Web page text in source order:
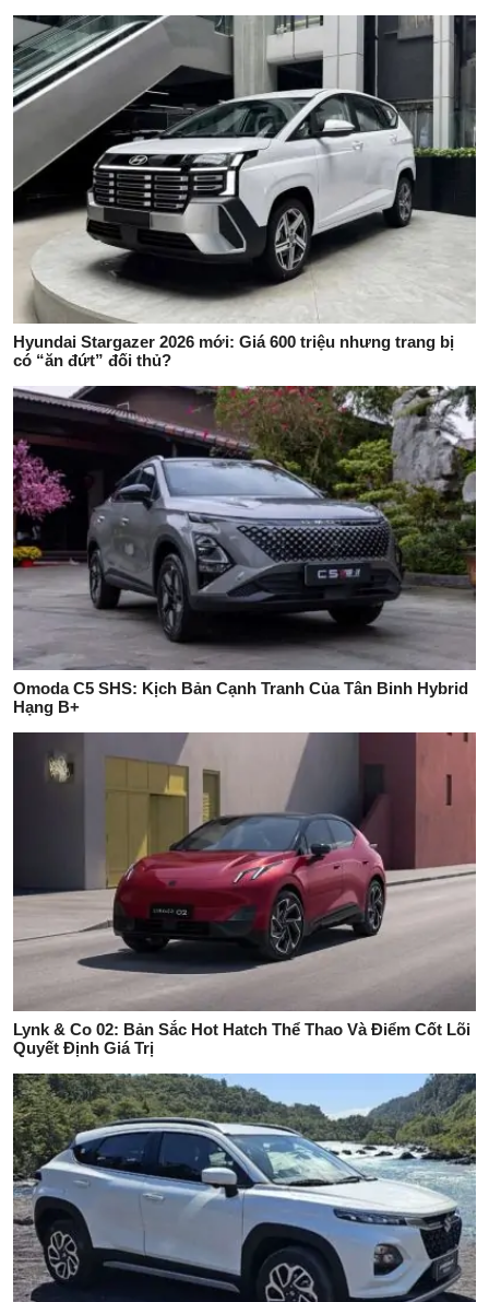
Hyundai Stargazer 2026 mới: Giá 600 triệu nhưng trang bị
có “ăn đứt” đối thủ?
Omoda C5 SHS: Kịch Bản Cạnh Tranh Của Tân Binh Hybrid
Hạng B+
Lynk & Co 02: Bản Sắc Hot Hatch Thể Thao Và Điểm Cốt Lõi
Quyết Định Giá Trị